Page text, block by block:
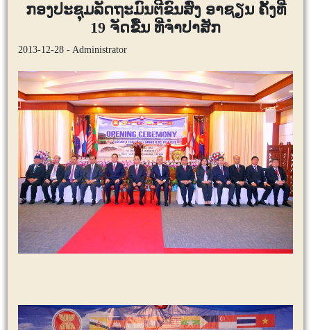
ກອງປະຊຸມລັດຖະມົນຕີຂົນສົ່ງ ອາຊຽນ ຄັ້ງທີ່
19 ຈັດຂື້ນ ທີ່ຈຳປາສັກ
2013-12-28 - Administrator